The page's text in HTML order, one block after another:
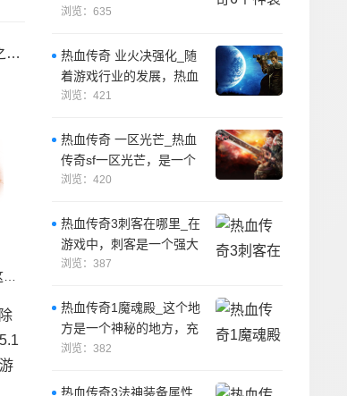
热血传奇7点的1888_在这个传奇中，小明不仅实现了他的梦想，还获得了许多快乐。
备，可以为穿戴者提供强
浏览：635
热血传奇 业火决强化_随
着游戏行业的发展，热血
传奇sf业火决已经成为了
浏览：421
热血传奇 一区光芒_热血
传奇sf一区光芒，是一个
充满冒险和激情的地方。
浏览：420
热血传奇3刺客在哪里_在
游戏中，刺客是一个强大
的职业，他们擅长于使用
浏览：387
热血传奇1魔魂殿_这个地
方是一个神秘的地方，充
满了危险和未知。
浏览：382
热血传奇3法神装备属性_